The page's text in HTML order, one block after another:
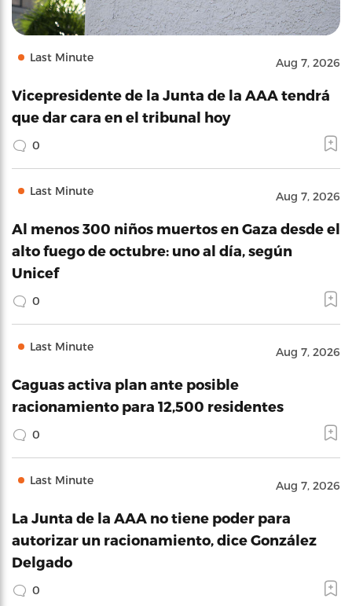
Last Minute Aug 7, 2026
Vicepresidente de la Junta de la AAA tendrá
que dar cara en el tribunal hoy
0
Last Minute Aug 7, 2026
Al menos 300 niños muertos en Gaza desde el
alto fuego de octubre: uno al día, según
Unicef
0
Last Minute Aug 7, 2026
Caguas activa plan ante posible
racionamiento para 12,500 residentes
0
Last Minute Aug 7, 2026
La Junta de la AAA no tiene poder para
autorizar un racionamiento, dice González
Delgado
0